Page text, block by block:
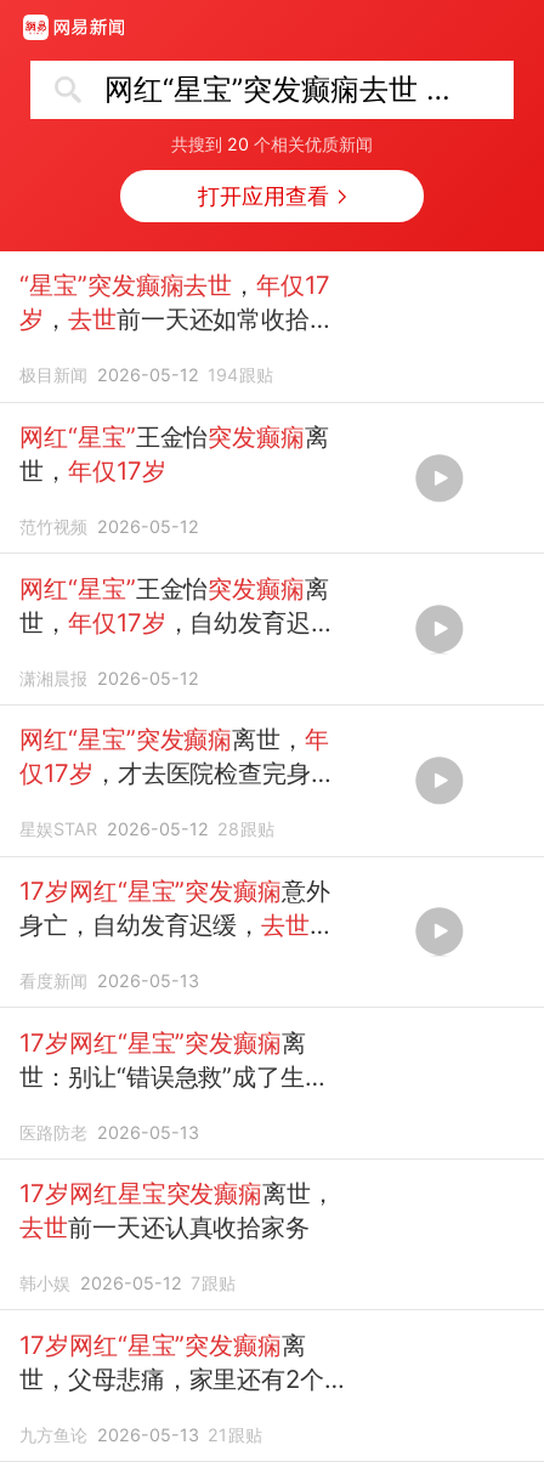
网红“星宝”突发癫痫去世 年仅17岁
共搜到 20 个相关优质新闻
打开应用查看
“星宝”突发癫痫去世 ，年仅17
岁 ，去世前一天还如常收拾家
极目新闻 2026-05-12 194跟贴
网红“星宝”王金怡突发癫痫离
世，年仅17岁
范竹视频 2026-05-12
网红“星宝”王金怡突发癫痫离
世，年仅17岁 ，自幼发育迟
潇湘晨报 2026-05-12
网红“星宝”突发癫痫离世， 年
仅17岁 ，才去医院检查完身体
星娱STAR 2026-05-12 28跟贴
17岁网红“星宝”突发癫痫意外
身亡，自幼发育迟缓，去世前
看度新闻 2026-05-13
17岁网红“星宝”突发癫痫离
世：别让“错误急救”成了生命
医路防老 2026-05-13
17岁网红星宝突发癫痫离世，
去世前一天还认真收拾家务
韩小娱 2026-05-12 7跟贴
17岁网红“星宝”突发癫痫离
世，父母悲痛，家里还有2个
九方鱼论 2026-05-13 21 跟贴